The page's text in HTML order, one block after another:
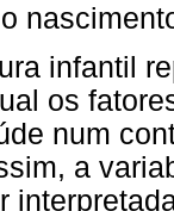
infantil
os
num
a